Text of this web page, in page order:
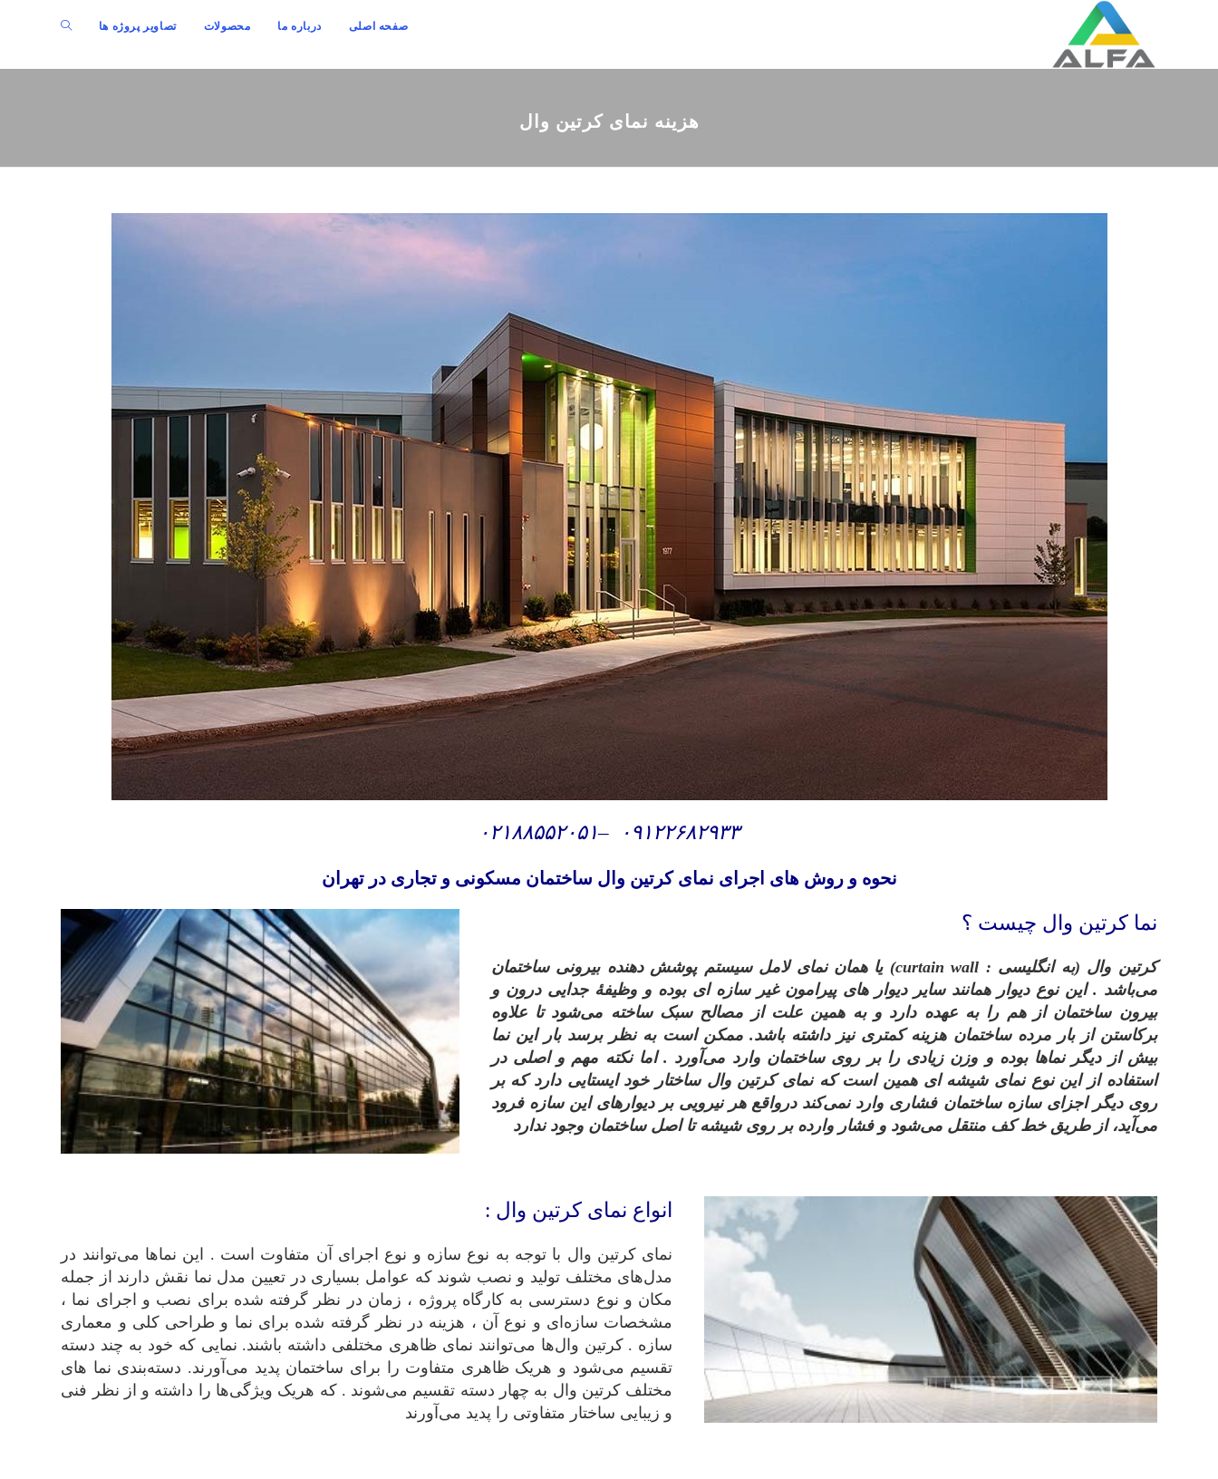
صفحه اصلی درباره ما محصولات تصاویر پروژه ها جستجوی
هزینه نمای کرتین وال
۰۹۱۲۲۶۸۲۹۳۳ –۰۲۱۸۸۵۵۲۰۵۱
نحوه و روش های اجرای نمای کرتین وال ساختمان مسکونی و تجاری در تهران
نما کرتین وال چیست ؟
کرتین وال (به انگلیسی : curtain wall) یا همان نمای لامل سیستم پوشش دهنده بیرونی ساختمان
می‌باشد . این نوع دیوار همانند سایر دیوار های پیرامون غیر سازه‌ ای بوده و وظیفهٔ جدایی درون و
بیرون ساختمان از هم را به عهده دارد و به همین علت از مصالح سبک ساخته می‌شود تا علاوه
برکاستن از بار مرده ساختمان هزینه کمتری نیز داشته باشد. ممکن است به نظر برسد بار این نما
بیش از دیگر نماها بوده و وزن زیادی را بر روی ساختمان وارد می‌آورد . اما نکته مهم و اصلی در
استفاده از این نوع نمای شیشه‌ ای همین است که نمای کرتین وال ساختار خود ایستایی دارد که بر
روی دیگر اجزای سازه ساختمان فشاری وارد نمی‌کند درواقع هر نیرویی بر دیوارهای این سازه فرود
می‌آید، از طریق خط کف منتقل می‌شود و فشار وارده بر روی شیشه تا اصل ساختمان وجود ندارد
انواع نمای کرتین وال :
نمای کرتین وال با توجه به نوع سازه و نوع اجرای آن متفاوت است . این نماها می‌توانند در
مدل‌های مختلف تولید و نصب شوند که عوامل بسیاری در تعیین مدل نما نقش دارند از جمله
مکان و نوع دسترسی به کارگاه پروژه ، زمان در نظر گرفته شده برای نصب و اجرای نما ،
مشخصات سازه‌ای و نوع آن ، هزینه در نظر گرفته شده برای نما و طراحی کلی و معماری
سازه . کرتین وال‌ها می‌توانند نمای ظاهری مختلفی داشته باشند. نمایی که خود به چند دسته
تقسیم می‌شود و هریک ظاهری متفاوت را برای ساختمان پدید می‌آورند. دسته‌بندی نما های
مختلف کرتین وال به چهار دسته تقسیم می‌شوند . که هریک ویژگی‌ها را داشته و از نظر فنی
و زیبایی ساختار متفاوتی را پدید می‌آورند